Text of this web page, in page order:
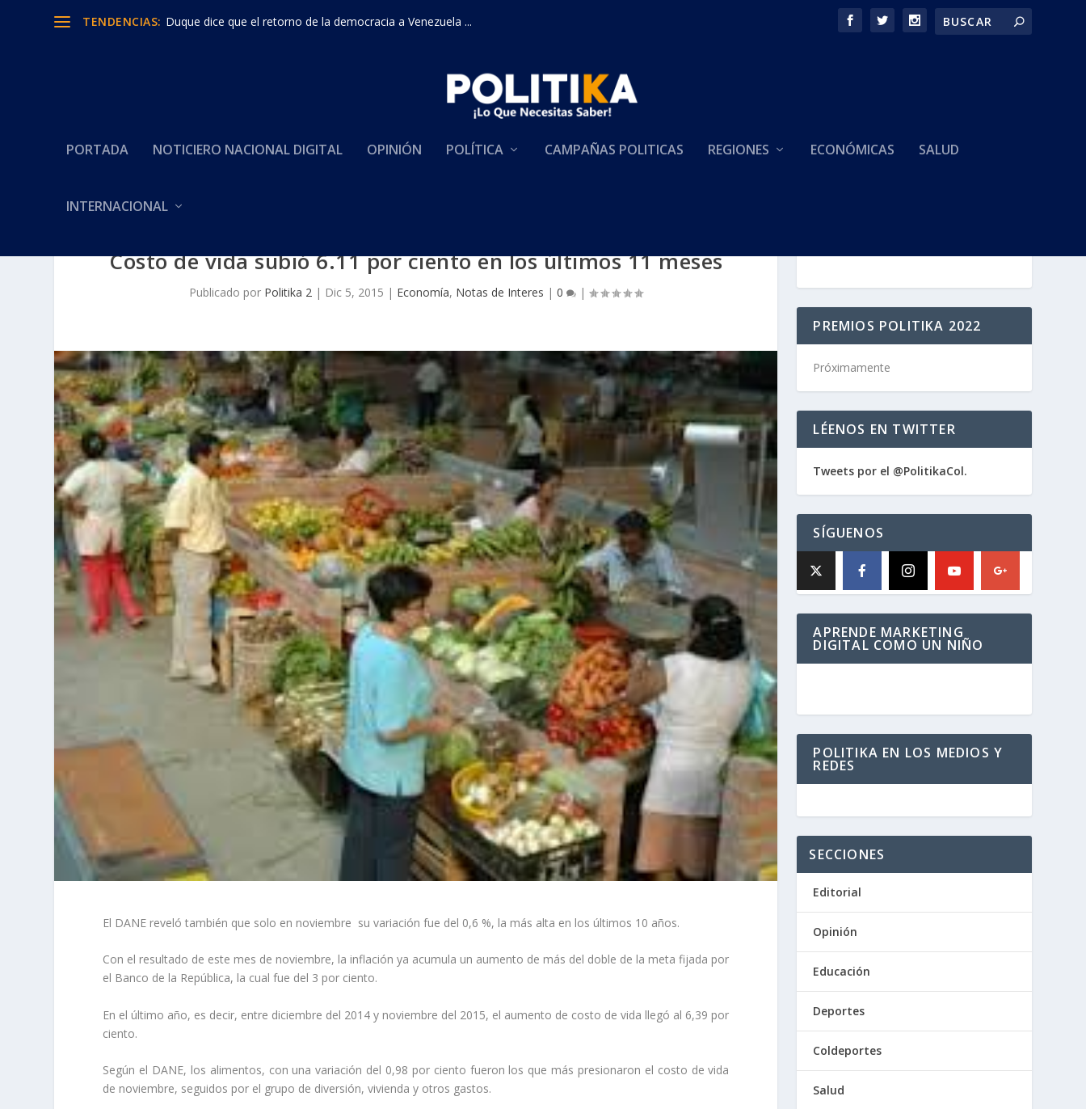
TENDENCIAS: Duque dice que el retorno de la democracia a Venezuela ...
PORTADA NOTICIERO NACIONAL DIGITAL OPINIÓN POLÍTICA CAMPAÑAS POLITICAS REGIONES ECONÓMICAS SALUD
INTERNACIONAL
Costo de vida subió 6.11 por ciento en los últimos 11 meses
Publicado por Politika 2 | Dic 5, 2015 | Economía, Notas de Interes |0 |
El DANE reveló también que solo en noviembre su variación fue del 0,6 %, la más alta en los últimos 10 años.
Con el resultado de este mes de noviembre, la inflación ya acumula un aumento de más del doble de la meta fijada por
el Banco de la República, la cual fue del 3 por ciento.
En el último año, es decir, entre diciembre del 2014 y noviembre del 2015, el aumento de costo de vida llegó al 6,39 por
ciento.
Según el DANE, los alimentos, con una variación del 0,98 por ciento fueron los que más presionaron el costo de vida
de noviembre, seguidos por el grupo de diversión, vivienda y otros gastos.
PREMIOS POLITIKA 2022
Próximamente
LÉENOS EN TWITTER
Tweets por el @PolitikaCol.
SÍGUENOS
APRENDE MARKETING
DIGITAL COMO UN NIÑO
POLITIKA EN LOS MEDIOS Y
REDES
SECCIONES
Editorial
Opinión
Educación
Deportes
Coldeportes
Salud